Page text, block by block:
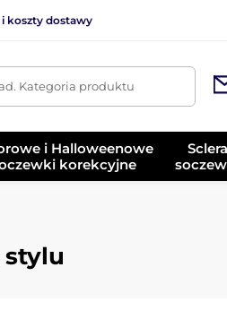
i koszty dostawy
Kategoria produktu
i Halloweenowe
korekcyjne
Sclera
stylu